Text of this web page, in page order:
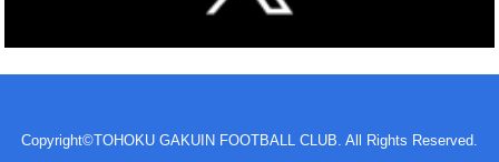
Copyright©TOHOKU GAKUIN FOOTBALL CLUB. All Rights Reserved.